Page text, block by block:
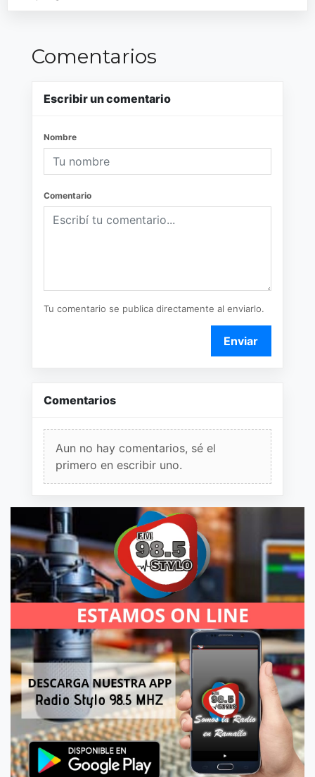
Comentarios
Escribir un comentario
Nombre
Comentario
Tu comentario se publica directamente al enviarlo.
Enviar
Comentarios
Aun no hay comentarios, sé el
primero en escribir uno.